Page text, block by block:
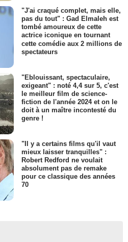
"J'ai craqué complet, mais elle,
pas du tout" : Gad Elmaleh est
tombé amoureux de cette
actrice iconique en tournant
cette comédie aux 2 millions de
spectateurs
"Eblouissant, spectaculaire,
exigeant" : noté 4,4 sur 5, c'est
le meilleur film de science-
fiction de l'année 2024 et on le
doit à un maître incontesté du
genre !
"Il y a certains films qu'il vaut
mieux laisser tranquilles" :
Robert Redford ne voulait
absolument pas de remake
pour ce classique des années
70